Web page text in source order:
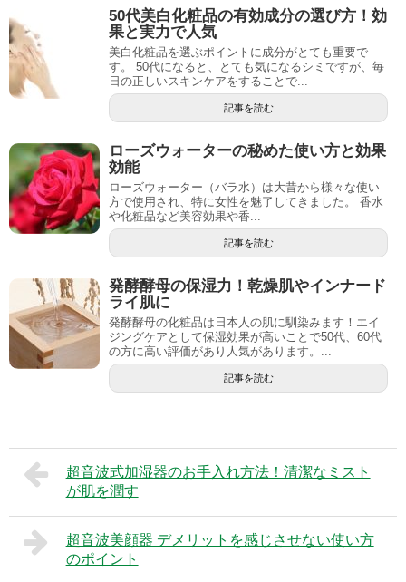
50代美白化粧品の有効成分の選び方！効
果と実力で人気
美白化粧品を選ぶポイントに成分がとても重要で
す。 50代になると、とても気になるシミですが、毎
日の正しいスキンケアをすることで...
記事を読む
ローズウォーターの秘めた使い方と効果
効能
ローズウォーター（バラ水）は大昔から様々な使い
方で使用され、特に女性を魅了してきました。 香水
や化粧品など美容効果や香...
記事を読む
発酵酵母の保湿力！乾燥肌やインナード
ライ肌に
発酵酵母の化粧品は日本人の肌に馴染みます！エイ
ジングケアとして保湿効果が高いことで50代、60代
の方に高い評価があり人気があります。...
記事を読む
超音波式加湿器のお手入れ方法！清潔なミスト
が肌を潤す
超音波美顔器 デメリットを感じさせない使い方
のポイント